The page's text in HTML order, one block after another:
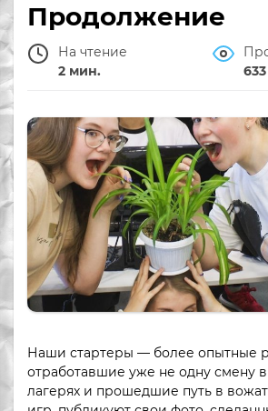
Продолжение
На чтение
2 мин.
633
Наши стартеры — более опытные
отработавшие уже не одну смену
лагерях и прошедшие путь в